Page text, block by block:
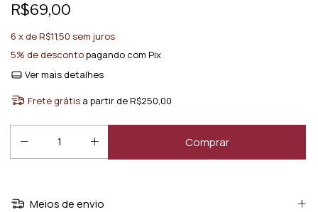
R$69,00
6 x deR$11,50 sem juros
5% de descontopagando com Pix
Ver mais detalhes
Frete grátis a partir deR$250,00
Meios de envio